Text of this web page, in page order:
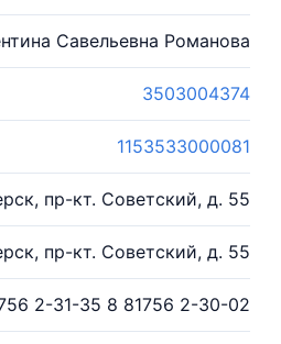
Савельевна Романова
3503004374
1153533000081
пр-кт. Советский, д. 55
пр-кт. Советский, д. 55
2-31-35 8 81756 2-30-02